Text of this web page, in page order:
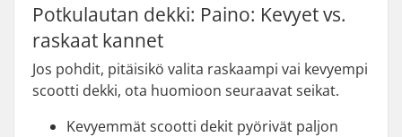
Potkulautan dekki: Paino: Kevyet vs.
raskaat kannet
Jos pohdit, pitäisikö valita raskaampi vai kevyempi
scootti dekki, ota huomioon seuraavat seikat.
Kevyemmät scootti dekit pyörivät paljon